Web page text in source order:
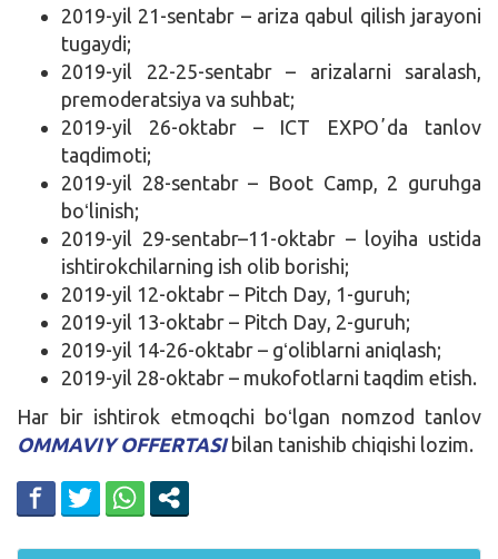
2019-yil 21-sentabr – ariza qabul qilish jarayoni
tugaydi;
2019-yil 22-25-sentabr – arizalarni saralash,
premoderatsiya va suhbat;
2019-yil 26-oktabr – ICT EXPOʼda tanlov
taqdimoti;
2019-yil 28-sentabr – Boot Camp, 2 guruhga
boʻlinish;
2019-yil 29-sentabr–11-oktabr – loyiha ustida
ishtirokchilarning ish olib borishi;
2019-yil 12-oktabr – Pitch Day, 1-guruh;
2019-yil 13-oktabr – Pitch Day, 2-guruh;
2019-yil 14-26-oktabr – gʻoliblarni aniqlash;
2019-yil 28-oktabr – mukofotlarni taqdim etish.
Har bir ishtirok etmoqchi boʻlgan nomzod tanlov
OMMAVIY OFFERTASIbilan tanishib chiqishi lozim.